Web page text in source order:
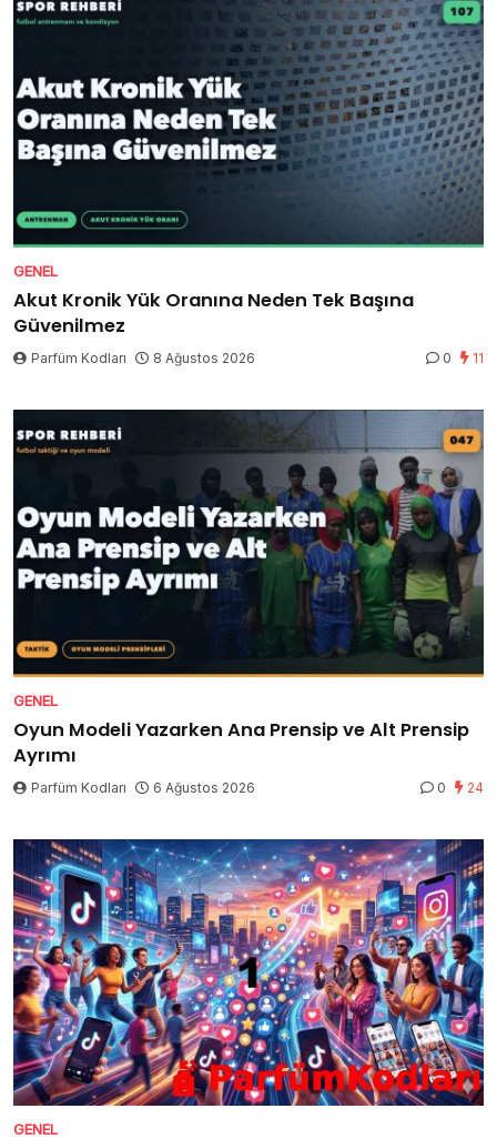
GENEL
Akut Kronik Yük Oranına Neden Tek Başına
Güvenilmez
Parfüm Kodları 8 Ağustos 2026 0 11
GENEL
Oyun Modeli Yazarken Ana Prensip ve Alt Prensip
Ayrımı
Parfüm Kodları 6 Ağustos 2026 0 24
GENEL